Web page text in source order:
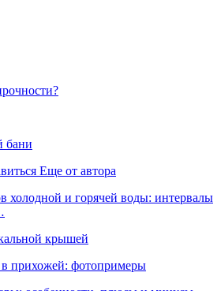
бани
Еще от автора
холодной и горячей воды: интервалы
крышей
прихожей: фотопримеры